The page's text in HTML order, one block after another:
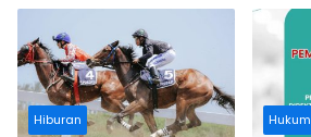
Pantai
Hiburan Hukum